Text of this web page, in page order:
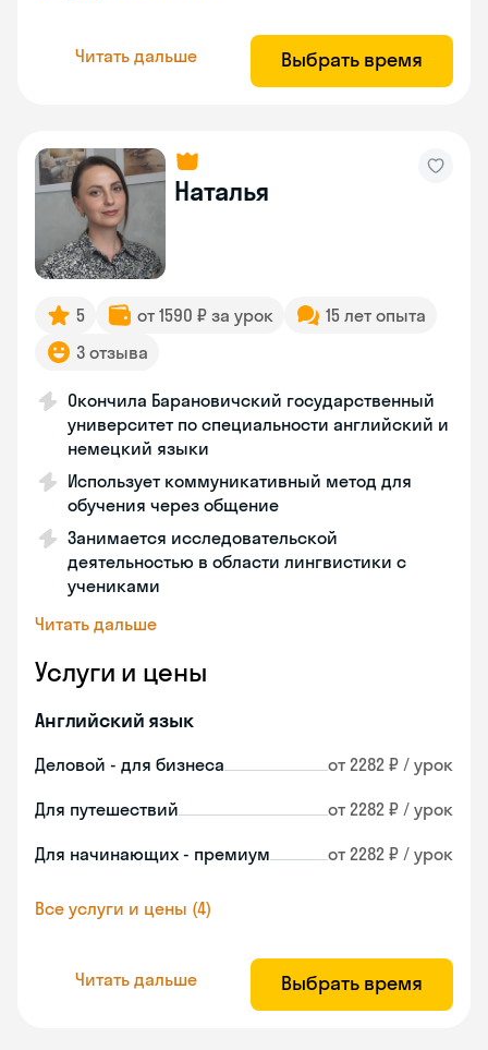
Читать дальше Выбрать время
Наталья
5 от 1590 ₽ за урок
15 лет опыта
3 отзыва
Окончила Барановичский государственный
университет по специальности английский и
немецкий языки
Использует коммуникативный метод для
обучения через общение
Занимается исследовательской
деятельностью в области лингвистики с
учениками
Читать дальше
Услуги и цены
Английский язык
Деловой - для бизнеса от 2282 ₽ / урок
Для путешествий от 2282 ₽ / урок
Для начинающих - премиум от 2282 ₽ / урок
Все услуги и цены (4)
Читать дальше Выбрать время